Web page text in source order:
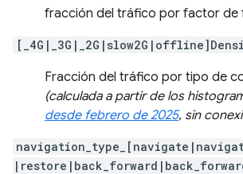
fracción del tráfico por factor de
Fracción del tráfico por tipo de
(calculada a partir de los
desde febrero de 2025, sin